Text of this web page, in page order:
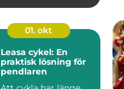
01. okt
Leasa cykel: En
praktisk lösning för
pendlaren